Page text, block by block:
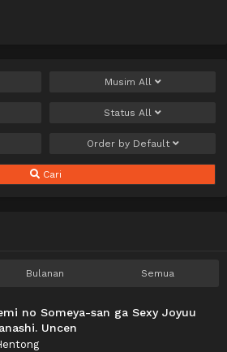
Musim All
Status All
Order by Default
Cari
Bulanan Semua
no Someya-san ga Sexy Joyuu
Uncen